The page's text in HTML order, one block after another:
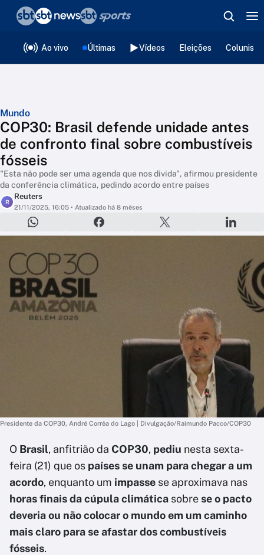
Ao vivo Últimas Vídeos Eleições
Mundo
COP30: Brasil defende unidade antes
de confronto final sobre combustíveis
fósseis
"Esta não pode ser uma agenda que nos divida", afirmou presidente
da conferência climática, pedindo acordo entre países
R
Reuters
21/11/2025, 16:05 • Atualizado há 8 mêses
Presidente da COP30, André Corrêa do Lago | Divulgação/Raimundo Pacco/COP30
O Brasil, anfitrião da COP30, pediu nesta sexta-
feira (21) que os países se unam para chegar a um
acordo, enquanto um impasse se aproximava nas
horas finais da cúpula climática sobrese o pacto
deveria ou não colocar o mundo em um caminho
mais claro para se afastar dos combustíveis
fósseis.
❮voltar
Editorias